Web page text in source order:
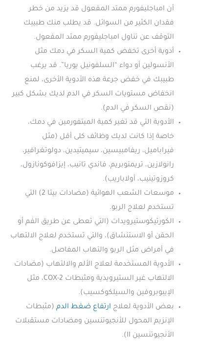
أن امباجليفورم ممتد المفعول قد يزيد من خطر
فقدان الكثير من السوائل. قد يطلب منك طبيبك
التوقف عن تناول امباجليفورم ممتد المفعول.
أدوية أخرى تخفض كمية السكر في دمك مثل
الأنسولين أو دواء “السلفونيل يوريا”. قد يرغب
طبيبك في خفض جرعة هذه الأدوية الأخرى، لمنع
انخفاض مستويات السكر في الدم لديك بشكل كبير
(نقص السكر في الدم).
الأدوية التي قد تغير كمية الميتفورمين في دمك،
خاصة إذا كانت لديك وظائف كلى أقل (مثل
فيراباميل، ريفامبيسين، سيميتيدين، دولوتغرافير،
رانولازين، تريمتوبريم، فاندي تانيب، إيزافوكونازول،
كروزوتينيب، أولاباريب).
موسعات الشعب الهوائية (مضادات بيتا 2) التي
تستخدم لعلاج الربو.
الكورتيكوستيرويدات (التي تعطى عن طريق الفم أو
الحقن أو الاستنشاق)، والتي تستخدم لعلاج الالتهاب
في أمراض مثل الربو والتهاب المفاصل.
الأدوية المستخدمة لعلاج الألم والالتهاب (مضادات
الالتهاب غير الستيرويدية ومثبطات COX-2، مثل
الإيبوبروفين والسيلكوكسيب).
بعض الأدوية لعلاج ارتفاع ضغط الدم (مثبطات
الإنزيم المحول للأنجيوتنسين ومضادات مستقبلات
الأنجيوتنسين II).